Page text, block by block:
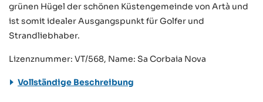
grünen Hügel der schönen Küstengemeinde von Artà und
ist somit idealer Ausgangspunkt für Golfer und
Strandliebhaber.
Lizenznummer: VT/568, Name: Sa Corbaia Nova
Vollständige Beschreibung